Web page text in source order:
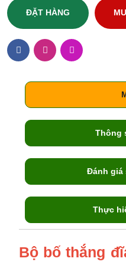
ĐẶT HÀNG
Thông
Đánh giá
Thực
Bộ bố thắng